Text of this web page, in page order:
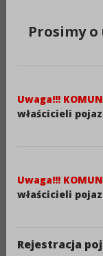
Pokaż filtry
TYTUŁU
Wydział
Środowiska
Zmiana
Prosimy
Uwaga!!!
właścicieli
Uwaga!!!
właścicieli
Rejestracja